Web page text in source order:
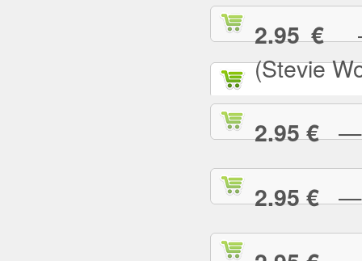
2.95 €—
(Stevie
2.95 €—
2.95 €—